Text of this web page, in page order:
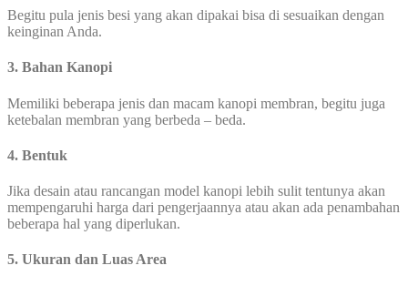
Begitu pula jenis besi yang akan dipakai bisa di sesuaikan dengan
keinginan Anda.
3. Bahan Kanopi
Memiliki beberapa jenis dan macam kanopi membran, begitu juga
ketebalan membran yang berbeda – beda.
4. Bentuk
Jika desain atau rancangan model kanopi lebih sulit tentunya akan
mempengaruhi harga dari pengerjaannya atau akan ada penambahan
beberapa hal yang diperlukan.
5. Ukuran dan Luas Area